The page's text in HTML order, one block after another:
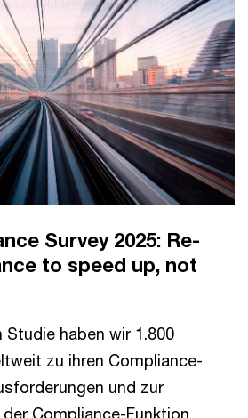
Survey 2025: Re-
to speed up, not
Studie haben wir 1.800
zu ihren Compliance-
und zur
Compliance-Funktion